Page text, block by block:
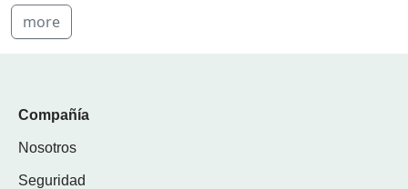
more
Compañía
Nosotros
Seguridad